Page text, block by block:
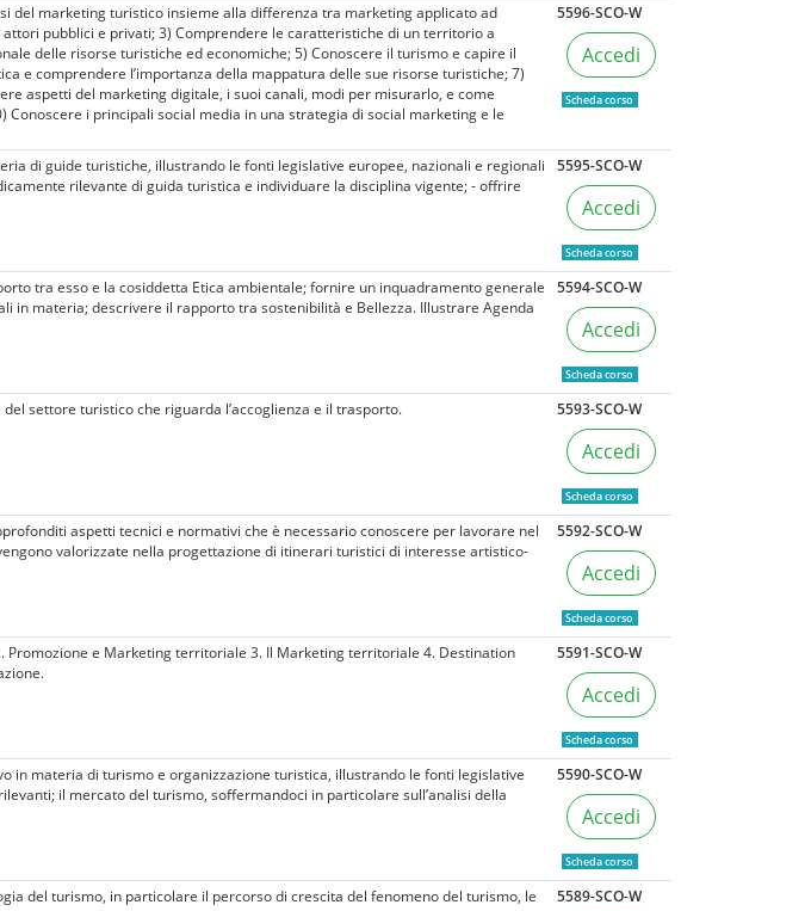
del marketing turistico insieme alla differenza tra marketing applicato ad
pubblici e privati; 3) Comprendere le caratteristiche di un territorio a
delle risorse turistiche ed economiche; 5) Conoscere il turismo e capire il
e comprendere l’importanza della mappatura delle sue risorse turistiche; 7)
aspetti del marketing digitale, i suoi canali, modi per misurarlo, e come
i principali social media in una strategia di social marketing e le
5596-SCO-W
Accedi
Scheda corso
di guide turistiche, illustrando le fonti legislative europee, nazionali e regionali
rilevante di guida turistica e individuare la disciplina vigente; - offrire
5595-SCO-W
Accedi
Scheda corso
tra esso e la cosiddetta Etica ambientale; fornire un inquadramento generale
materia; descrivere il rapporto tra sostenibilità e Bellezza. Illustrare Agenda
5594-SCO-W
Accedi
Scheda corso
settore turistico che riguarda l’accoglienza e il trasporto. 5593-SCO-W
Accedi
Scheda corso
aspetti tecnici e normativi che è necessario conoscere per lavorare nel
valorizzate nella progettazione di itinerari turistici di interesse artistico-
5592-SCO-W
Accedi
Scheda corso
e Marketing territoriale 3. Il Marketing territoriale 4. Destination
5591-SCO-W
Accedi
Scheda corso
in materia di turismo e organizzazione turistica, illustrando le fonti legislative
il mercato del turismo, soffermandoci in particolare sull’analisi della
5590-SCO-W
Accedi
Scheda corso
del turismo, in particolare il percorso di crescita del fenomeno del turismo, le
5589-SCO-W